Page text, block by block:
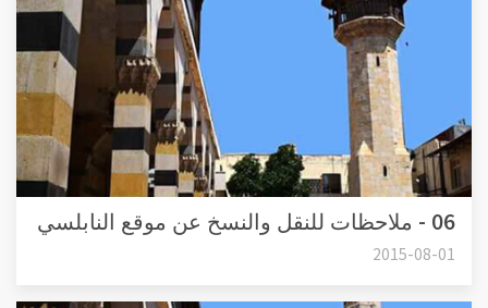
06 - ملاحظات للنقل والنسخ عن موقع النابلسي
2015-08-01